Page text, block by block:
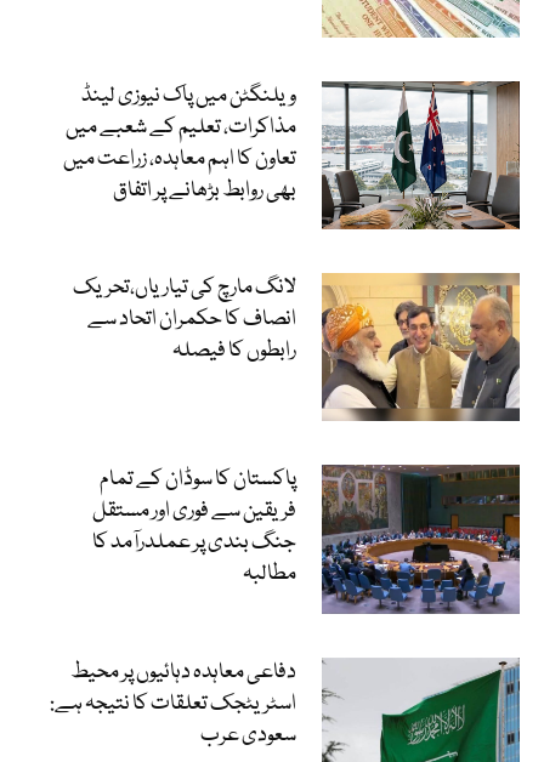
ویلنگٹن میں پاک نیوزی لینڈ
مذاکرات، تعلیم کے شعبے میں
تعاون کا اہم معاہدہ، زراعت میں
بھی روابط بڑھانے پر اتفاق
لانگ مارچ کی تیاریاں،تحریک
انصاف کا حکمران اتحاد سے
رابطوں کا فیصلہ
پاکستان کا سوڈان کے تمام
فریقین سے فوری اور مستقل
جنگ بندی پر عملدرآمد کا
مطالبہ
دفاعی معاہدہ دہائیوں پر محیط
اسٹریٹجک تعلقات کا نتیجہ ہے:
سعودی عرب